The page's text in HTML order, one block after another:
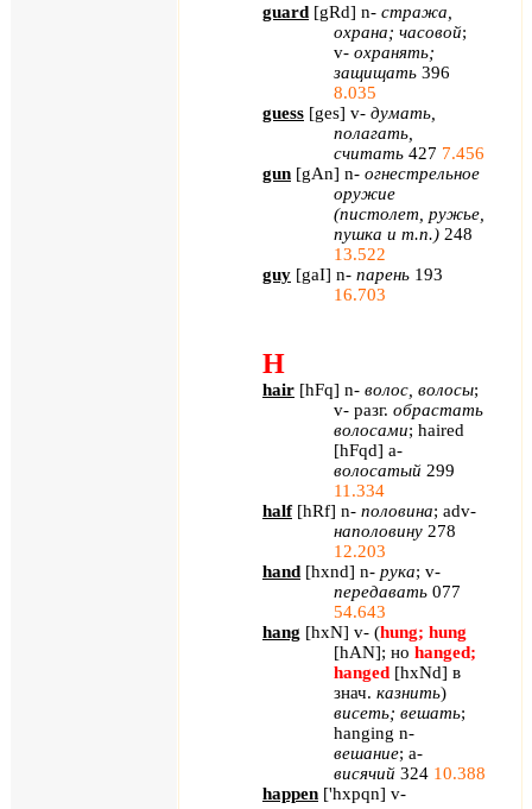
guard [gRd] n- стража,
охрана; часовой;
v- охранять;
защищать 396
8.035
guess [ges] v- думать,
полагать,
считать 427 7.456
gun [gAn] n- огнестрельное
оружие
(пистолет, ружье,
пушка и т.п.) 248
13.522
guy [gaI] n- парень 193
16.703
H
hair [hFq] n- волос, волосы;
v- разг. обрастать
волосами; haired
[hFqd] a-
волосатый 299
11.334
half[hRf] n- половина; adv-
наполовину 278
12.203
hand [hxnd] n- рука; v-
передавать 077
54.643
hang [hxN] v- (hung; hung
[hAN]; но hanged;
hanged [hxNd] в
знач. казнить)
висеть; вешать;
hanging n-
вешание; a-
висячий 324 10.388
happen ['hxpqn] v-